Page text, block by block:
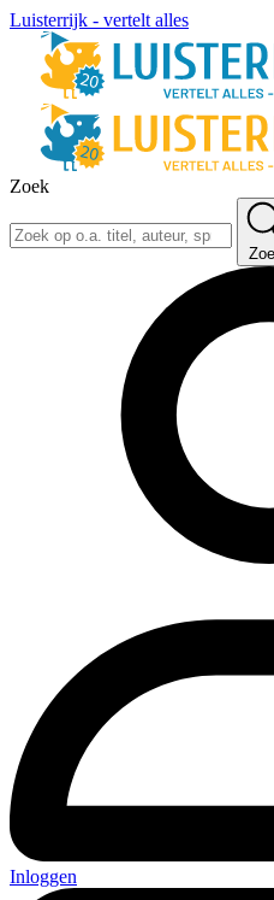
Luisterrijk - vertelt alles
Zoek
Inloggen